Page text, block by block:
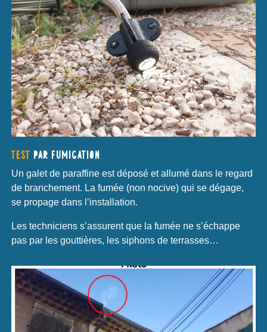
TEST PAR FUMIGATION
Un galet de paraffine est déposé et allumé dans le regard
de branchement. La fumée (non nocive) qui se dégage,
se propage dans l’installation.
Les techniciens s’assurent que la fumée ne s’échappe
pas par les gouttières, les siphons de terrasses…